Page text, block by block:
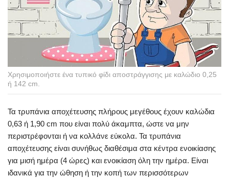
Χρησιμοποιήστε ένα τυπικό φίδι αποστράγγισης με καλώδιο 0,25
ή 142 cm.
Τα τρυπάνια αποχέτευσης πλήρους μεγέθους έχουν καλώδια
0,63 ή 1,90 cm που είναι πολύ άκαμπτα, ώστε να μην
περιστρέφονται ή να κολλάνε εύκολα. Τα τρυπάνια
αποχέτευσης είναι συνήθως διαθέσιμα στα κέντρα ενοικίασης
για μισή ημέρα (4 ώρες) και ενοικίαση όλη την ημέρα. Είναι
ιδανικά για την ώθηση ή την κοπή των περισσότερων